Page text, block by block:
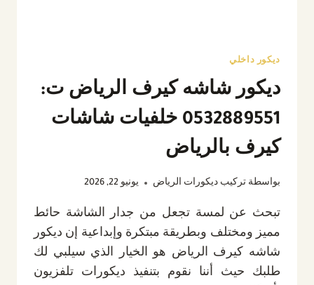
ديكور داخلي
ديكور شاشه كيرف الرياض ت:
0532889551 خلفيات شاشات
كيرف بالرياض
بواسطة تركيب ديكورات الرياض يونيو 22, 2026
تبحث عن لمسة تجعل من جدار الشاشة حائط
مميز ومختلف وبطريقة مبتكرة وإبداعية إن ديكور
شاشه كيرف الرياض هو الخيار الذي سيلبي لك
طلبك حيث أننا نقوم بتنفيذ ديكورات تلفزيون